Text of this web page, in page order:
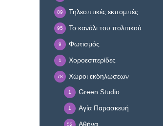
Τηλεοπτικές εκπομπές
89
Το κανάλι του πολιτικού
95
Φωτισμός
9
Χοροεσπερίδες
1
Χώροι εκδηλώσεων
78
Green Studio
1
Αγία Παρασκευή
1
Αθήνα
52